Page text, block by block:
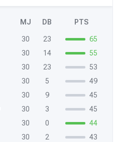
MJ DB PTS
30 23
65
30 14
55
30 23
53
30 5
49
30 9
45
30 3
45
30 0
44
30 2
43